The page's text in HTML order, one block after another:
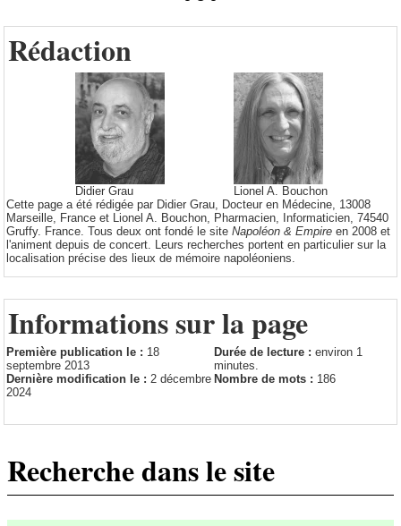
Rédaction
Didier Grau
Lionel A. Bouchon
Cette page a été rédigée par Didier Grau, Docteur en Médecine, 13008
Marseille, France et Lionel A. Bouchon, Pharmacien, Informaticien, 74540
Gruffy. France. Tous deux ont fondé le site Napoléon & Empire en 2008 et
l'animent depuis de concert. Leurs recherches portent en particulier sur la
localisation précise des lieux de mémoire napoléoniens.
Informations sur la page
Première publication le : 18
septembre 2013
Durée de lecture : environ 1
minutes.
Dernière modification le : 2 décembre
2024
Nombre de mots : 186
Recherche dans le site